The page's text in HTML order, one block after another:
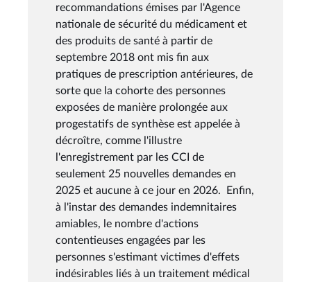
recommandations émises par l'Agence
nationale de sécurité du médicament et
des produits de santé à partir de
septembre 2018 ont mis fin aux
pratiques de prescription antérieures, de
sorte que la cohorte des personnes
exposées de manière prolongée aux
progestatifs de synthèse est appelée à
décroître, comme l'illustre
l'enregistrement par les CCI de
seulement 25 nouvelles demandes en
2025 et aucune à ce jour en 2026. Enfin,
à l'instar des demandes indemnitaires
amiables, le nombre d'actions
contentieuses engagées par les
personnes s'estimant victimes d'effets
indésirables liés à un traitement médical